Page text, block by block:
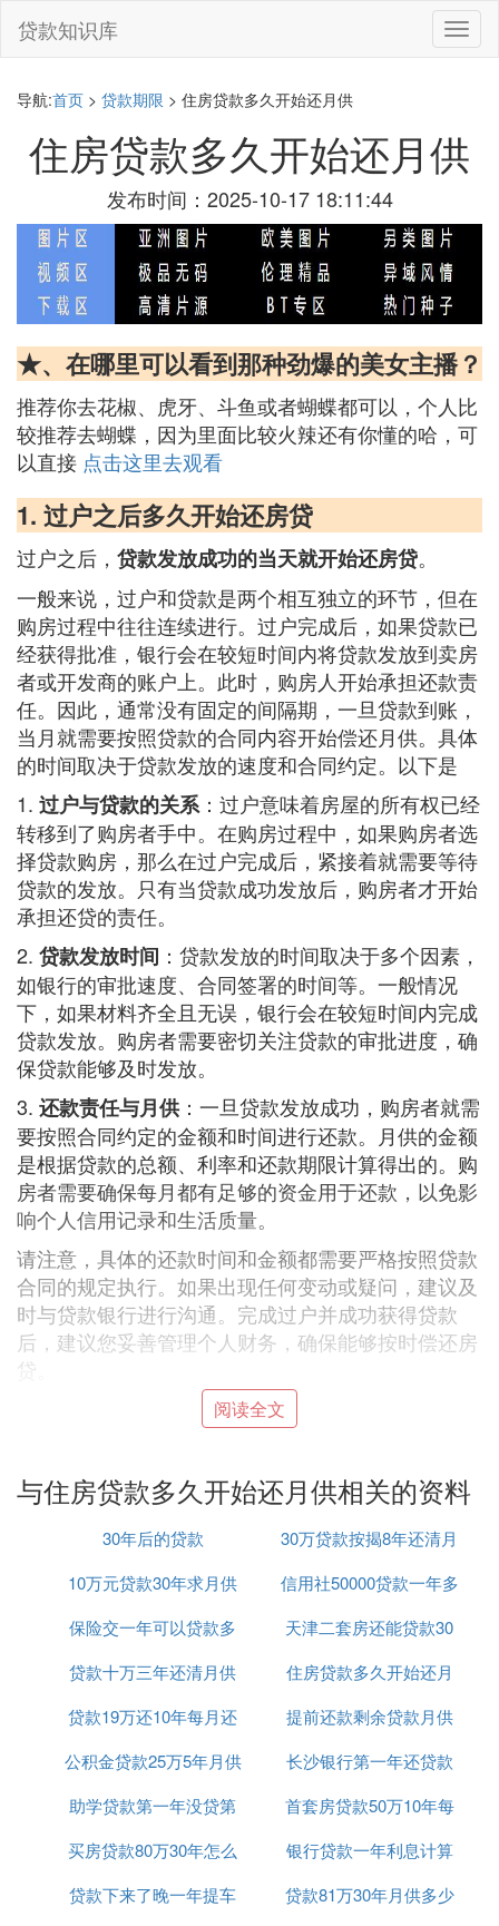
切
换
贷款知识库
导航:首页 > 贷款期限 > 住房贷款多久开始还月供
住房贷款多久开始还月供
发布时间：2025-10-17 18:11:44
★、在哪里可以看到那种劲爆的美女主播？
推荐你去花椒、虎牙、斗鱼或者蝴蝶都可以，个人比
较推荐去蝴蝶，因为里面比较火辣还有你懂的哈，可
以直接 点击这里去观看
1. 过户之后多久开始还房贷
过户之后， 贷款发放成功的当天就开始还房贷。
一般来说，过户和贷款是两个相互独立的环节，但在
购房过程中往往连续进行。过户完成后，如果贷款已
经获得批准，银行会在较短时间内将贷款发放到卖房
者或开发商的账户上。此时，购房人开始承担还款责
任。因此，通常没有固定的间隔期，一旦贷款到账，
当月就需要按照贷款的合同内容开始偿还月供。具体
的时间取决于贷款发放的速度和合同约定。以下是
1. 过户与贷款的关系 ：过户意味着房屋的所有权已经
转移到了购房者手中。在购房过程中，如果购房者选
择贷款购房，那么在过户完成后，紧接着就需要等待
贷款的发放。只有当贷款成功发放后，购房者才开始
承担还贷的责任。
2. 贷款发放时间 ：贷款发放的时间取决于多个因素，
如银行的审批速度、合同签署的时间等。一般情况
下，如果材料齐全且无误，银行会在较短时间内完成
贷款发放。购房者需要密切关注贷款的审批进度，确
保贷款能够及时发放。
3. 还款责任与月供：一旦贷款发放成功，购房者就需
要按照合同约定的金额和时间进行还款。月供的金额
是根据贷款的总额、利率和还款期限计算得出的。购
房者需要确保每月都有足够的资金用于还款，以免影
响个人信用记录和生活质量。
请注意，具体的还款时间和金额都需要严格按照贷款
合同的规定执行。如果出现任何变动或疑问，建议及
时与贷款银行进行沟通。完成过户并成功获得贷款
后，建议您妥善管理个人财务，确保能够按时偿还房
贷。
2. 贷款批下来后什么时候开始还月供
一、月供偿还时间
贷款一旦获得批准，并且贷款资金已经发放到贷款人
的账户中，贷款人就需要按照贷款合同约定的还款计
划开始偿还贷款。一般来说，月供的偿还时间是从贷
款发放后的次月开始的。这意味着，如果贷款在3月
如果贷款人未能按时偿还月供，将会面临一系列严重
的后果。这些后果包括但不限于：
房屋查封：对于房屋 抵押贷款，如果逾期时间过
缴纳违约金：根据贷款合同的约定，逾期还款通
常需要支付一定的违约金。
阅读全文
与住房贷款多久开始还月供相关的资料
30年后的贷款
30万贷款按揭8年还清月
供多少
10万元贷款30年求月供
信用社50000贷款一年多
少利息是多少
保险交一年可以贷款多
少钱
天津二套房还能贷款30
年么
贷款十万三年还清月供
多少钱
住房贷款多久开始还月
供
贷款19万还10年每月还
款怎么算
提前还款剩余贷款月供
计算器
公积金贷款25万5年月供
长沙银行第一年还贷款
利率
助学贷款第一年没贷第
二年贷麻烦吗
首套房贷款50万10年每
月还多少钱
买房贷款80万30年怎么
计算公式
银行贷款一年利息计算
贷款下来了晚一年提车
贷款81万30年月供多少